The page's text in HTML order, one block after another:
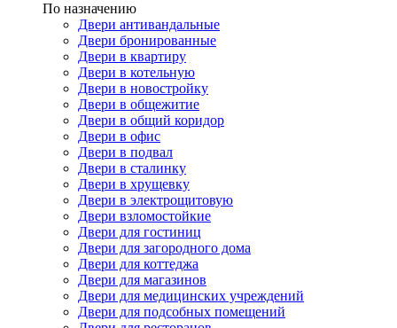
По назначению
Двери антивандальные
Двери бронированные
Двери в квартиру
Двери в котельную
Двери в новостройку
Двери в общежитие
Двери в общий коридор
Двери в офис
Двери в подвал
Двери в сталинку
Двери в хрущевку
Двери в электрощитовую
Двери взломостойкие
Двери для гостиниц
Двери для загородного дома
Двери для коттеджа
Двери для магазинов
Двери для медицинских учреждений
Двери для подсобных помещений